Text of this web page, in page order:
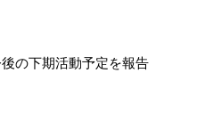
の下期活動予定を報告